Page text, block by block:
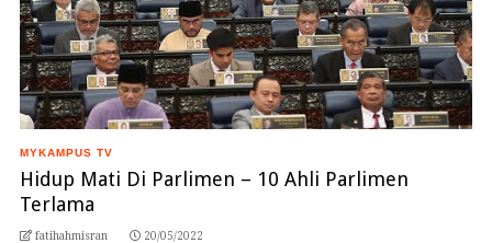
MYKAMPUS TV
Hidup Mati Di Parlimen – 10 Ahli Parlimen
Terlama
fatihahmisran 20/05/2022